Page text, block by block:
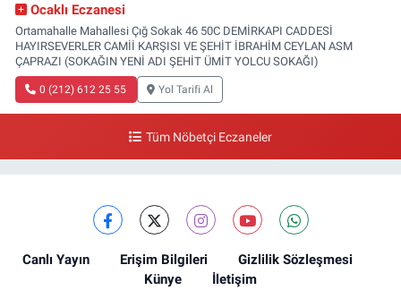
Ocaklı Eczanesi
Ortamahalle Mahallesi Çığ Sokak 46 50C DEMİRKAPI CADDESİ
HAYIRSEVERLER CAMİİ KARŞISI VE ŞEHİT İBRAHİM CEYLAN ASM
ÇAPRAZI (SOKAĞIN YENİ ADI ŞEHİT ÜMİT YOLCU SOKAĞI)
0 (212) 612 25 55 Yol Tarifi Al
Tüm Nöbetçi Eczaneler
Canlı Yayın Erişim Bilgileri
Gizlilik Sözleşmesi
Künye
İletişim